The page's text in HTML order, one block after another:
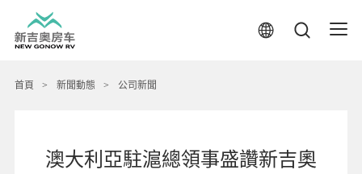
首頁 > 新聞動態 > 公司新聞
澳大利亞駐滬總領事盛讚新吉奧